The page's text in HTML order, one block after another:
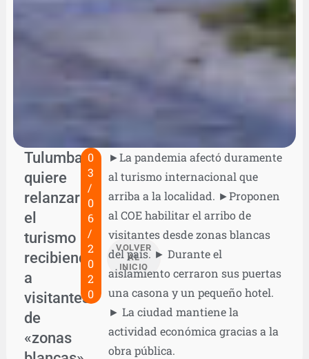
Tulumba
quiere
relanzar
el
turismo
recibiendo
a
visitantes
de
«zonas
0
3
/
0
6
/
2
0
2
0
VOLVER
AL
INICIO
►La pandemia afectó duramente
al turismo internacional que
arriba a la localidad. ►Proponen
al COE habilitar el arribo de
visitantes desde zonas blancas
del país. ► Durante el
aislamiento cerraron sus puertas
una casona y un pequeño hotel.
► La ciudad mantiene la
actividad económica gracias a la
obra pública.